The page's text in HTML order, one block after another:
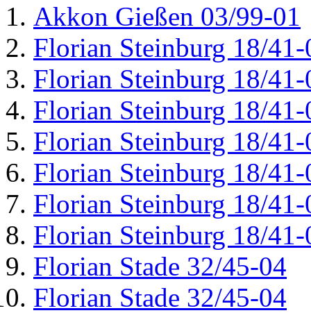
Akkon Gießen 03/99-01
Florian Steinburg 18/41-
Florian Steinburg 18/41-
Florian Steinburg 18/41-
Florian Steinburg 18/41-
Florian Steinburg 18/41-
Florian Steinburg 18/41-
Florian Steinburg 18/41-
Florian Stade 32/45-04
Florian Stade 32/45-04